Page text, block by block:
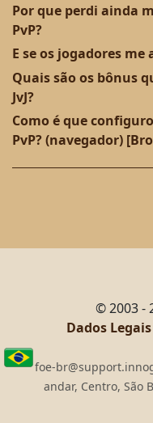
Por que perdi ainda
PvP?
E se os jogadores
Quais são os bônus
JvJ?
Como é que
PvP? (navegador)
© 2003 -
Dados Legais
foe-
andar, Centro, São